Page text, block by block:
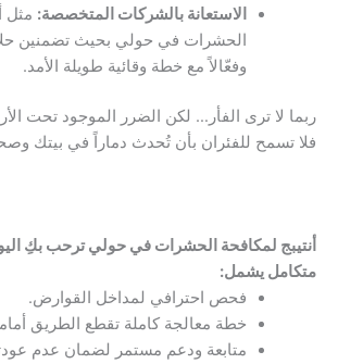
الاستعانة بالشركات المتخصصة: مثل
الحشرات في حولي بحيث تضمنين حلاً
وفعّالاً مع خطة وقائية طويلة الأمد.
ربما لا ترى الفأر… لكن الضرر الموجود تحت
فلا تسمح للفئران بأن تُحدث دماراً في بيتك
أنتيبج لمكافحة الحشرات في حولي ترحب بكِ
متكامل يشمل:
فحص احترافي لمداخل القوارض.
خطة معالجة كاملة تقطع الطريق
متابعة ودعم مستمر لضمان عدم